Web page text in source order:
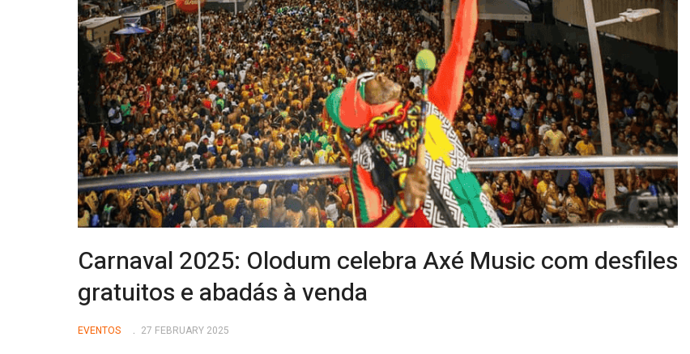
Carnaval 2025: Olodum celebra Axé Music com desfiles
gratuitos e abadás à venda
EVENTOS 27 FEBRUARY 2025